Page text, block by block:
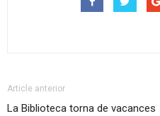
Article anterior
La Biblioteca torna de vacances